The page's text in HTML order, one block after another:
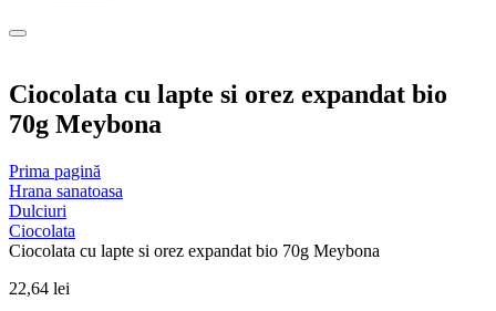
Ciocolata cu lapte si orez expandat bio
70g Meybona
Prima pagină
Hrana sanatoasa
Dulciuri
Ciocolata
Ciocolata cu lapte si orez expandat bio 70g Meybona
22,64 lei